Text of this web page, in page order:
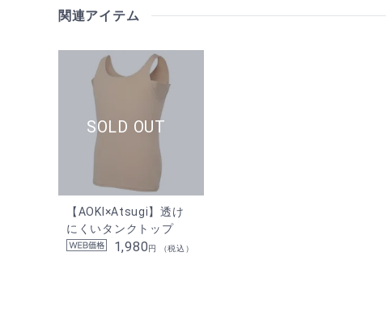
関連アイテム
【AOKI×Atsugi】透け
にくいタンクトップ
1,980円 （税込）